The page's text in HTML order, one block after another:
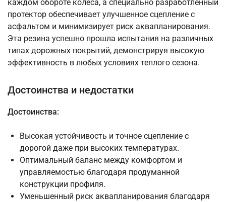
каждом обороте колеса, а специально разработленный
протектор обеспечивает улучшенное сцепление с
асфальтом и минимизирует риск аквапланирования.
Эта резина успешно прошла испытания на различных
типах дорожных покрытий, демонстрируя высокую
эффективность в любых условиях теплого сезона.
Достоинства и недостатки
Достоинства:
Высокая устойчивость и точное сцепление с
дорогой даже при высоких температурах.
Оптимальный баланс между комфортом и
управляемостью благодаря продуманной
конструкции профиля.
Уменьшенный риск аквапланирования благодаря